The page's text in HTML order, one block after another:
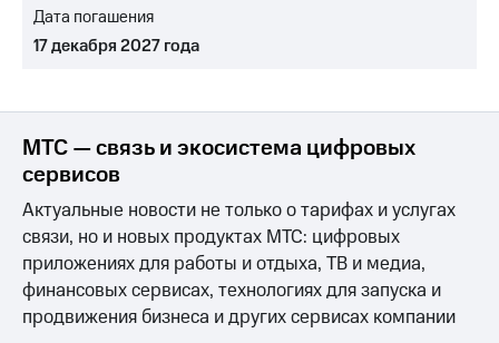
и акционерам
Корпоративное
управление
секретарь
Раскрытие
информации
Информация
акционерам
Документы
ПАО
"МТС"
Собрания
акционеров
Личный
Дата погашения
17 декабря 2027 года
МТС — связь и экосистема цифровых
сервисов
Актуальные новости не только о тарифах и услугах
связи, но и новых продуктах МТС: цифровых
приложениях для работы и отдыха, ТВ и медиа,
финансовых сервисах, технологиях для запуска и
продвижения бизнеса и других сервисах компании